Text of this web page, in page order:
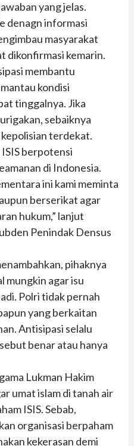
yang jelas.
denagn informasi
masyarakat
dikonfirmasi kemarin.
membantu
kondisi
tinggalnya. Jika
sebaiknya
terdekat.
berpotensi
di Indonesia.
ini kami meminta
berserikat agar
hukum,” lanjut
Penindak Densus
pihaknya
mungkin agar isu
Polri tidak pernah
yang berkaitan
Antisipasi selalu
benar atau hanya
Lukman Hakim
umat islam di tanah air
ISIS. Sebab,
organisasi berpaham
kekerasan demi